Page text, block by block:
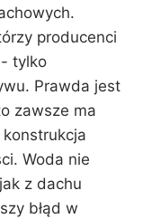
producenci
tylko
Prawda jest
zawsze ma
Woda nie
z dachu
błąd w